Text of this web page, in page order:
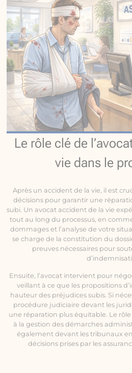
Le rôle clé de
vie dans le
Après un accident de la vie, il est
décisions pour garantir une
subi. Un avocat accident de la vie
tout au long du processus, en
dommages et l’analyse de votre
se charge de la constitution du
preuves nécessaires pour
Ensuite, l’avocat intervient pour
veillant à ce que les propositions
hauteur des préjudices subis. Si
procédure judiciaire devant les
une réparation plus équitable. Le rôle
à la gestion des démarches
également devant les tribunaux
décisions prises par les